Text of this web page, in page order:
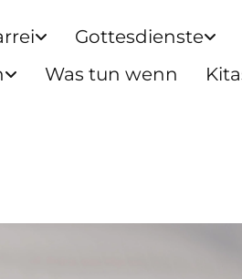
Gottesdienste
Was tun wenn